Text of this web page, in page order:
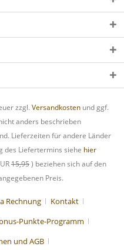
zzgl. Versandkosten und ggf.
anders beschrieben
Lieferzeiten für andere Länder
des Liefertermins siehe hier
15,95) beziehen sich auf den
Preis.
Rechnung
Kontakt
Punkte-Programm
und AGB